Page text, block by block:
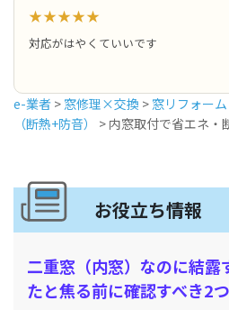
★★★★★
対応がはやくていいです
e-業者 > 窓修理×交換 > 窓リフォー
（断熱+防音）
> 内窓取付で省エネ・
お役立ち情報
二重窓（内窓）なのに結露
たと焦る前に確認すべき2